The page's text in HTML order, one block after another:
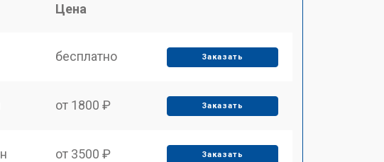
Цена
бесплатно Заказать
от 1800 ₽ Заказать
от 3500 ₽ Заказать